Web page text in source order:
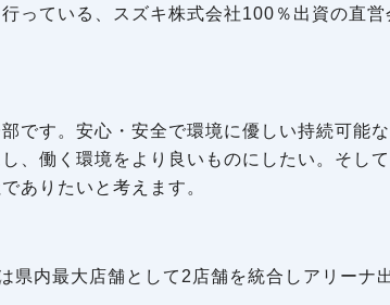
っている、スズキ株式会社100％出資の直営
です。安心・安全で環境に優しい持続可能
、働く環境をより良いものにしたい。そし
ありたいと考えます。
県内最大店舗として2店舗を統合しアリーナ